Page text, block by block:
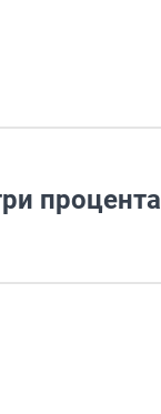
процента